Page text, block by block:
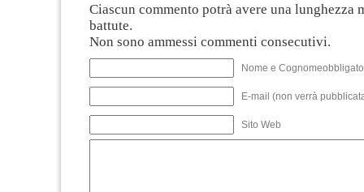
Ciascun commento potrà avere una lunghezza
battute.
Non sono ammessi commenti consecutivi.
Nome e
E-mail (non verrà
Sito Web